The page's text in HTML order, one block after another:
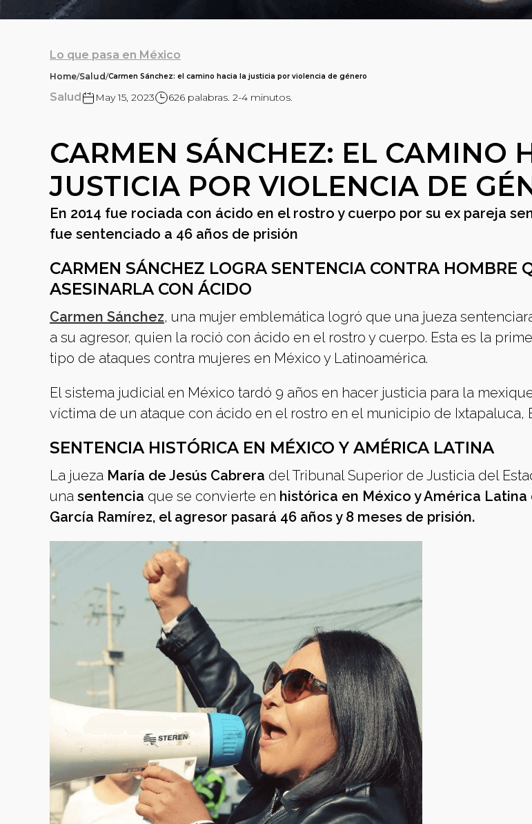
Lo que pasa en México
Home/Salud/Carmen Sánchez: el camino hacia la justicia por violencia de género
Salud May 15, 2023 626 palabras. 2-4 minutos.
CARMEN SÁNCHEZ: EL CAMINO
JUSTICIA POR VIOLENCIA DE
En 2014 fue rociada con ácido en el rostro y cuerpo por su ex pareja
fue sentenciado a 46 años de prisión
CARMEN SÁNCHEZ LOGRA SENTENCIA CONTRA HOMBRE
ASESINARLA CON ÁCIDO
Carmen Sánchez, una mujer emblemática logró que una jueza
a su agresor, quien la roció con ácido en el rostro y cuerpo. Esta es la
tipo de ataques contra mujeres en México y Latinoamérica.
El sistema judicial en México tardó 9 años en hacer justicia para la
víctima de un ataque con ácido en el rostro en el municipio de Ixtapaluca,
SENTENCIA HISTÓRICA EN MÉXICO Y AMÉRICA LATINA
La jueza María de Jesús Cabrera del Tribunal Superior de Justicia del
una sentencia que se convierte en histórica en México y América Latina
García Ramírez, el agresor pasará 46 años y 8 meses de prisión.